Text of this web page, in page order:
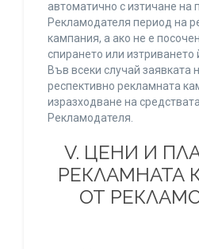
автоматично с изтичане на
Рекламодателя период на
кампания, а ако не е
спирането или изтриването
Във всеки случай заявката
респективно рекламната
изразходване на
Рекламодателя.
V. ЦЕНИ И
РЕКЛАМНАТА
ОТ